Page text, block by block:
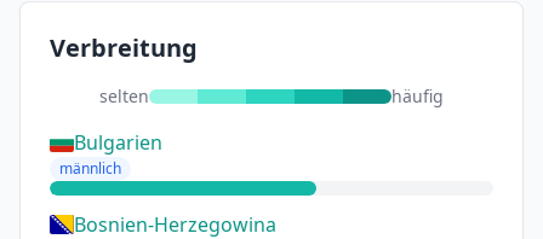
Verbreitung
selten häufig
Bulgarien
männlich
Bosnien-Herzegowina